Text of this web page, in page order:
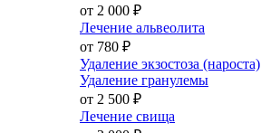
от 2 000 ₽
Лечение альвеолита
от 780 ₽
Удаление экзостоза (нароста)
Удаление гранулемы
от 2 500 ₽
Лечение свища